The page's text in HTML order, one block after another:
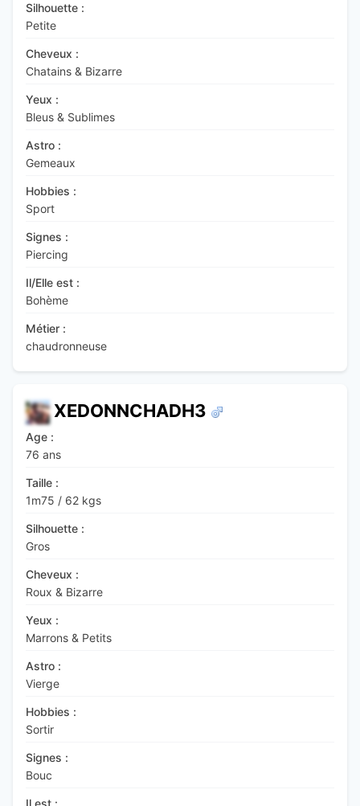
Silhouette :
Petite
Cheveux :
Chatains & Bizarre
Yeux :
Bleus & Sublimes
Astro :
Gemeaux
Hobbies :
Sport
Signes :
Piercing
Il/Elle est :
Bohème
Métier :
chaudronneuse
XEDONNCHADH3
Age :
76 ans
Taille :
1m75 / 62 kgs
Silhouette :
Gros
Cheveux :
Roux & Bizarre
Yeux :
Marrons & Petits
Astro :
Vierge
Hobbies :
Sortir
Signes :
Bouc
Il est :